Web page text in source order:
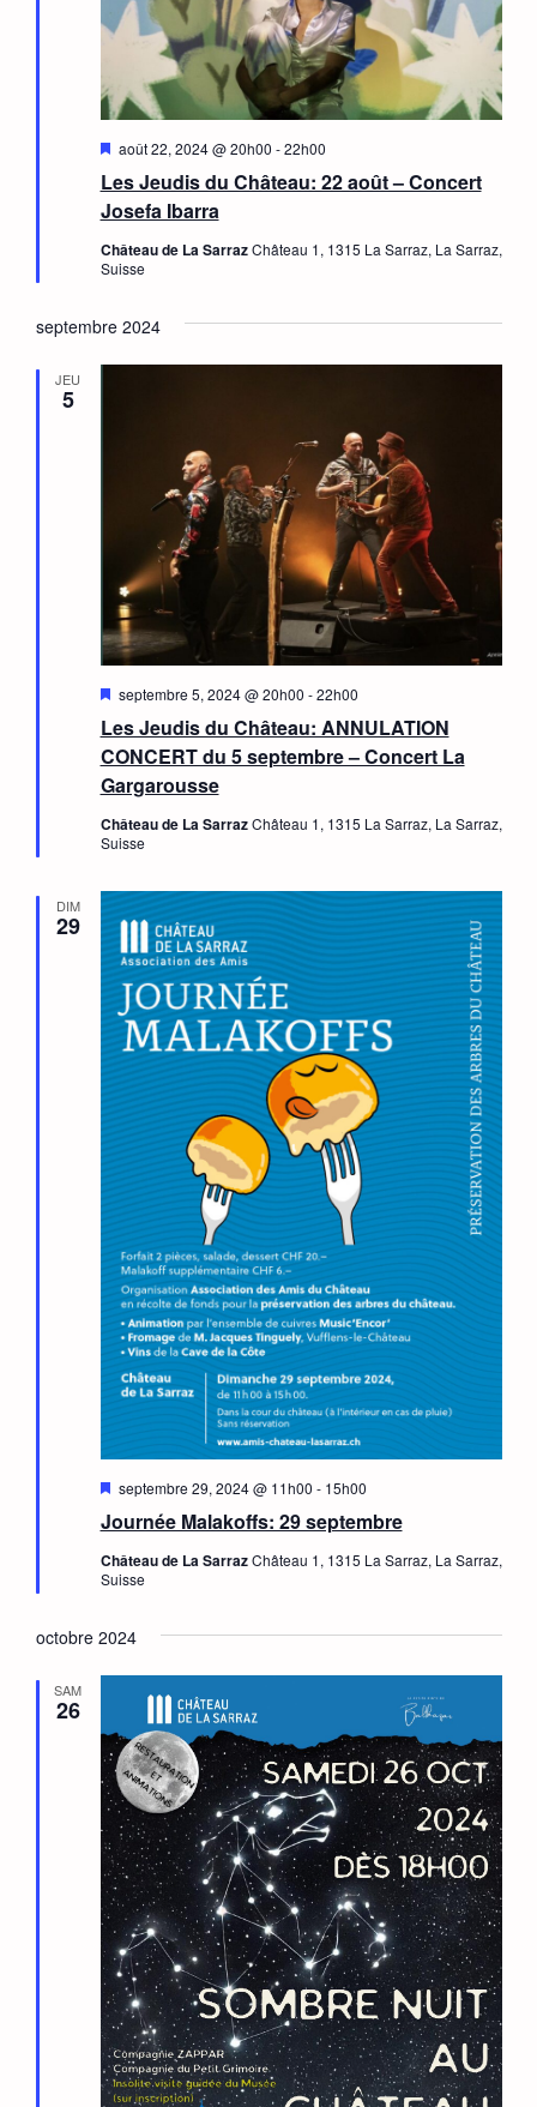
Les Jeudis du Château: 22 août – Concert
Josefa Ibarra
Mis
avant
août 22, 2024 @ 20h00 -22h00
Château de La SarrazChâteau 1, 1315 La Sarraz, La Sarraz,
Suisse
septembre 2024
JEU
5
Les Jeudis du Château: ANNULATION
CONCERT du 5 septembre – Concert La
Gargarousse
Mis
avant
septembre 5, 2024 @ 20h00 -22h00
Château de La SarrazChâteau 1, 1315 La Sarraz, La Sarraz,
Suisse
DIM
29
Journée Malakoffs: 29 septembre
Mis
avant
septembre 29, 2024 @ 11h00 - 15h00
Château de La SarrazChâteau 1, 1315 La Sarraz, La Sarraz,
Suisse
octobre 2024
SAM
26